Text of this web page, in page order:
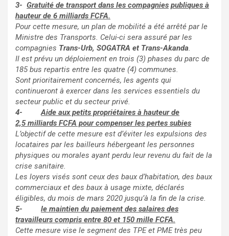
3- Gratuité de transport dans les compagnies publiques à
hauteur de 6 milliards FCFA.
Pour cette mesure, un plan de mobilité a été arrêté par le
Ministre des Transports. Celui-ci sera assuré par les
compagnies Trans-Urb, SOGATRA et Trans-Akanda.
Il est prévu un déploiement en trois (3) phases du parc de
185 bus repartis entre les quatre (4) communes.
Sont prioritairement concernés, les agents qui
continueront à exercer dans les services essentiels du
secteur public et du secteur privé.
4-
Aide aux petits propriétaires à hauteur de
2,5 milliards FCFA pour compenser les pertes subies
L’objectif de cette mesure est d’éviter les expulsions des
locataires par les bailleurs hébergeant les personnes
physiques ou morales ayant perdu leur revenu du fait de la
crise sanitaire.
Les loyers visés sont ceux des baux d’habitation, des baux
commerciaux et des baux à usage mixte, déclarés
éligibles, du mois de mars 2020 jusqu’à la fin de la crise.
5-
le maintien du paiement des salaires des
travailleurs compris entre 80 et 150 mille FCFA.
Cette mesure vise le segment des TPE et PME très peu